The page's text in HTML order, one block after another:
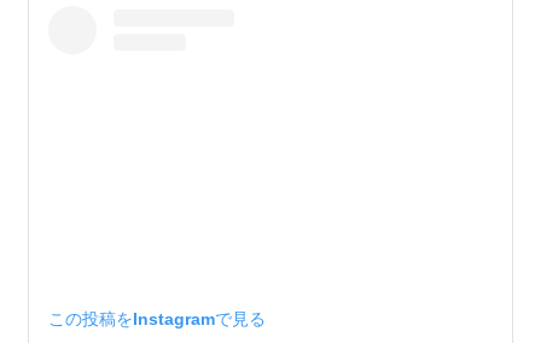
この投稿をInstagramで見る